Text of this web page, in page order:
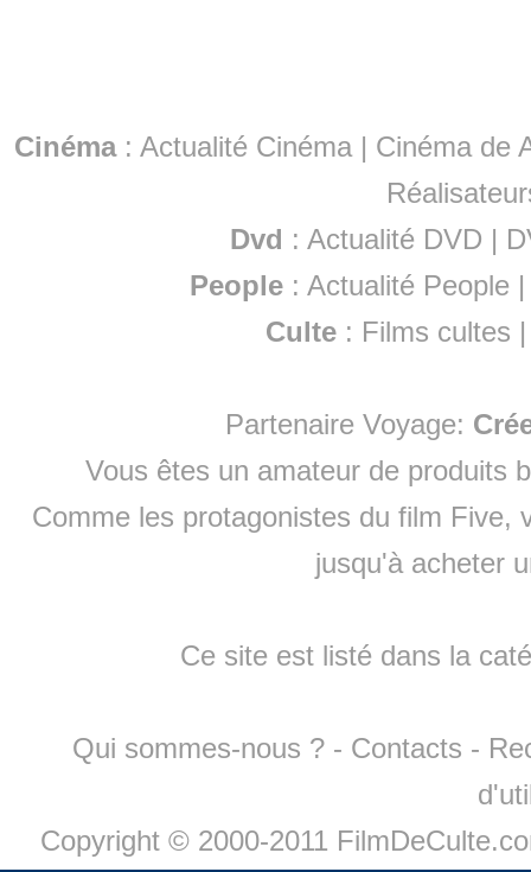
Cinéma: Actualité Cinéma | Cinéma de
Dvd : Actualité DVD |
People :Actualité People
Culte : Films cultes
Partenaire Voyage:
Vous êtes un amateur de produits
Comme les protagonistes du film Five,
jusqu'à acheter
Ce site est listé dans la
Qui sommes-nous ? - Contacts -
Copyright © 2000-2011